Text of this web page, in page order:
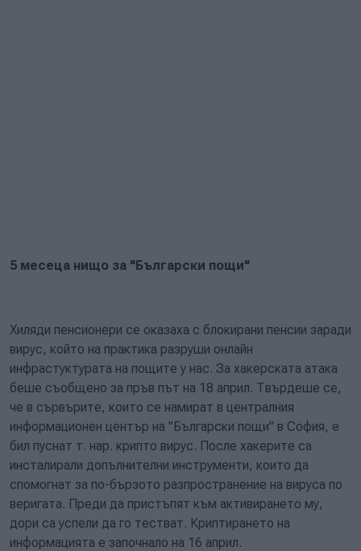
5 месеца нищо за "Български пощи"
Хиляди пенсионери се оказаха с блокирани пенсии заради
вирус, който на практика разруши онлайн
инфрастуктурата на пощите у нас. За хакерската атака
беше съобщено за пръв път на 18 април. Твърдеше се,
че в сървърите, които се намират в централния
информационен център на "Български пощи" в София, е
бил пуснат т. нар. крипто вирус. После хакерите са
инсталирали допълнителни инструменти, които да
спомогнат за по-бързото разпространение на вируса по
веригата. Преди да пристъпят към активирането му,
дори са успели да го тестват. Криптирането на
информацията е започнало на 16 април.